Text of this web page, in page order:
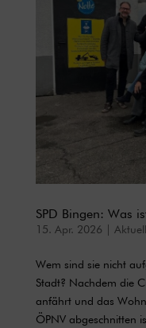
SPD Bingen: Was
15. Apr. 2026
Wem sind sie nicht
Stadt? Nachdem die
anfährt und das
ÖPNV abgeschnitten